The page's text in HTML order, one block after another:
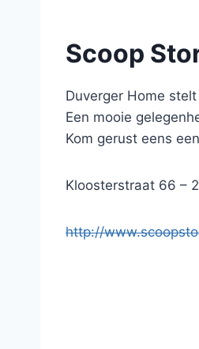
Scoop
Duverger Home
Een mooie
Kom gerust eens
Kloosterstraat 66 –
http://